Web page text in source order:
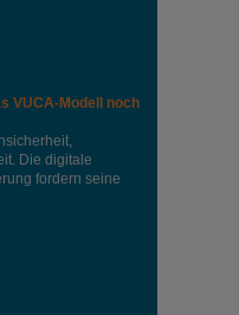
VUCA-Modell noch
Die digitale
fordern seine